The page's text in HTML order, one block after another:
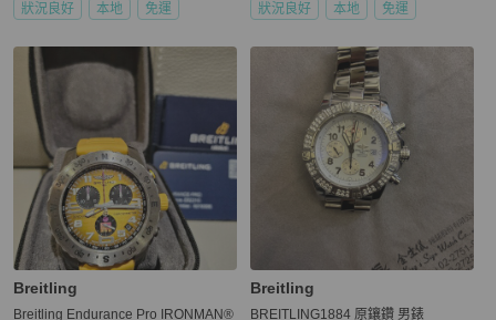
狀況良好 本地 免運 狀況良好 本地 免運
Breitling
Breitling Endurance Pro IRONMAN®
Breitling
BREITLING1884 原鑲鑽 男錶